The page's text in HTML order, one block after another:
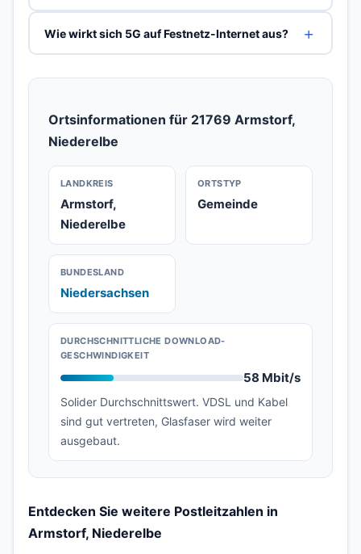
Wie wirkt sich 5G auf Festnetz-Internet aus?
Ortsinformationen für 21769 Armstorf,
Niederelbe
LANDKREIS
Armstorf,
Niederelbe
ORTSTYP
Gemeinde
BUNDESLAND
Niedersachsen
DURCHSCHNITTLICHE DOWNLOAD-
GESCHWINDIGKEIT
58 Mbit/s
Solider Durchschnittswert. VDSL und Kabel
sind gut vertreten, Glasfaser wird weiter
ausgebaut.
Entdecken Sie weitere Postleitzahlen in
Armstorf, Niederelbe